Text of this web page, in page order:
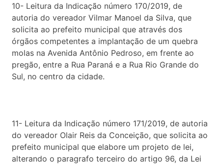
10- Leitura da Indicação número 170/2019, de
autoria do vereador Vilmar Manoel da Silva, que
solicita ao prefeito municipal que através dos
órgãos competentes a implantação de um quebra
molas na Avenida Antônio Pedroso, em frente ao
pregão, entre a Rua Paraná e a Rua Rio Grande do
Sul, no centro da cidade.
11- Leitura da Indicação número 171/2019, de autoria
do vereador Olair Reis da Conceição, que solicita ao
prefeito municipal que elabore um projeto de lei,
alterando o paragrafo terceiro do artigo 96, da Lei